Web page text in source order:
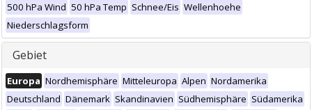
500 hPa Wind 50 hPa Temp Schnee/Eis Wellenhoehe
Niederschlagsform
Gebiet
Europa Nordhemisphäre Mitteleuropa Alpen Nordamerika
Deutschland Dänemark Skandinavien Südhemisphäre Südamerika